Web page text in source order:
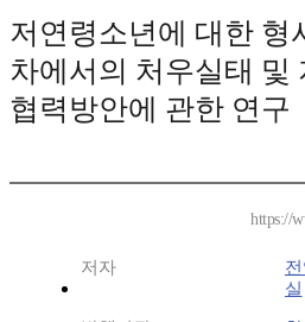
저연령소년에 대한 형
차에서의 처우실태 및
협력방안에 관한 연구
https://
저자
실